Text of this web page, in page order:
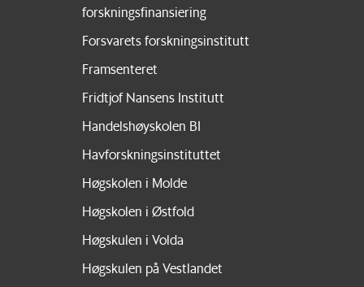
forskningsfinansiering
Forsvarets forskningsinstitutt
Framsenteret
Fridtjof Nansens Institutt
Handelshøyskolen BI
Havforskningsinstituttet
Høgskolen i Molde
Høgskolen i Østfold
Høgskulen i Volda
Høgskulen på Vestlandet